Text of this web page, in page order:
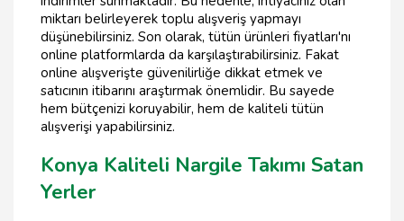
miktarı belirleyerek toplu alışveriş yapmayı
düşünebilirsiniz. Son olarak, tütün ürünleri fiyatları'nı
online platformlarda da karşılaştırabilirsiniz. Fakat
online alışverişte güvenilirliğe dikkat etmek ve
satıcının itibarını araştırmak önemlidir. Bu sayede
hem bütçenizi koruyabilir, hem de kaliteli tütün
alışverişi yapabilirsiniz.
Konya Kaliteli Nargile Takımı Satan
Yerler